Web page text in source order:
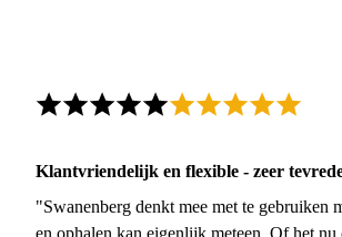
Klantvriendelijk en flexible - zeer
"Swanenberg denkt mee met te gebruiken
en ophalen kan eigenlijk meteen. Of het